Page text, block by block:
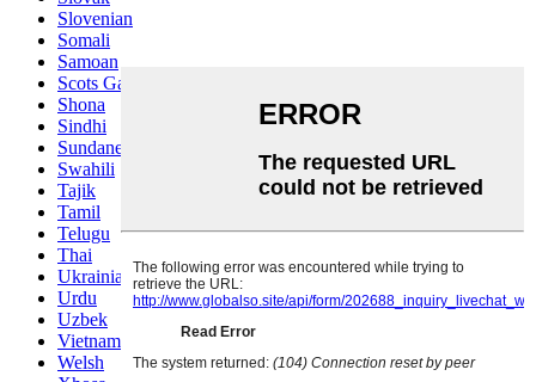
Slovenian
Somali
Samoan
Scots Gaelic
Shona
Sindhi
Sundanese
Swahili
Tajik
Tamil
Telugu
Thai
Ukrainian
Urdu
Uzbek
Vietnamese
Welsh